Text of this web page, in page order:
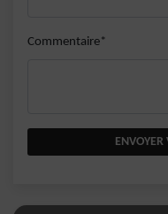
Commentaire*